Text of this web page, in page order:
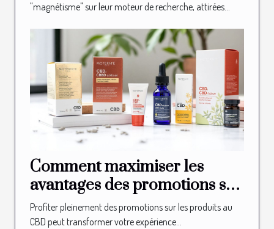
"magnétisme" sur leur moteur de recherche, attirées...
Comment maximiser les
avantages des promotions sur
les produits au CBD ?
Profiter pleinement des promotions sur les produits au
CBD peut transformer votre expérience...